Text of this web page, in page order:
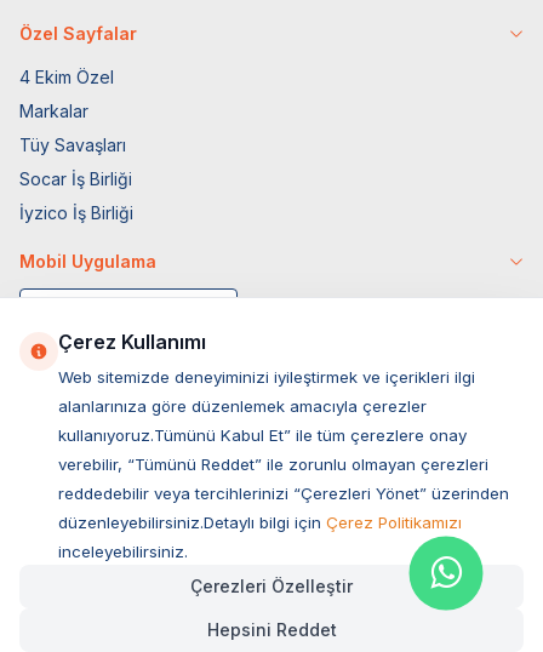
Özel Sayfalar
4 Ekim Özel
Markalar
Tüy Savaşları
Socar İş Birliği
İyzico İş Birliği
Mobil Uygulama
Müşteri Hizmetleri
Sıkça Sorulan Sorular
Çerez Kullanımı
Web sitemizde deneyiminizi iyileştirmek ve içerikleri ilgi
alanlarınıza göre düzenlemek amacıyla çerezler
kullanıyoruz.Tümünü Kabul Et” ile tüm çerezlere onay
verebilir, “Tümünü Reddet” ile zorunlu olmayan çerezleri
reddedebilir veya tercihlerinizi “Çerezleri Yönet” üzerinden
düzenleyebilirsiniz.Detaylı bilgi için Çerez Politikamızı
inceleyebilirsiniz.
Çerezleri Özelleştir
Hepsini Reddet